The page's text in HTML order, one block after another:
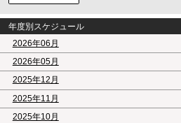
年度別スケジュール
2026年06月
2026年05月
2025年12月
2025年11月
2025年10月